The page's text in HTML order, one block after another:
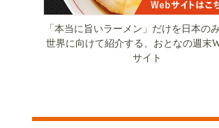
「本当に旨いラーメン」だけを日本の
世界に向けて紹介する、おとなの週末
サイト